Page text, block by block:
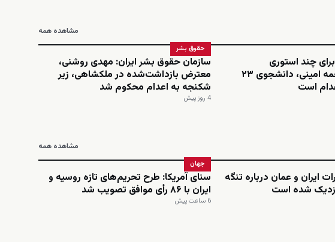
مشاهده همه
چند استوری
اینستاگرامی؛ نجمه امینی، دانشجوی ۲۳
است
حقوق بشر
سازمان حقوق بشر ایران: مهدی روشنی،
معترض بازداشت‌شده در ملکشاهی، زیر
شکنجه به اعدام محکوم شد
4 روز پیش
مشاهده همه
ایران و عمان درباره تنگه
شده است
جهان
سنای آمریکا: طرح تحریم‌های تازه روسیه و
ایران با ۸۶ رأی موافق تصویب شد
6 ساعت پیش